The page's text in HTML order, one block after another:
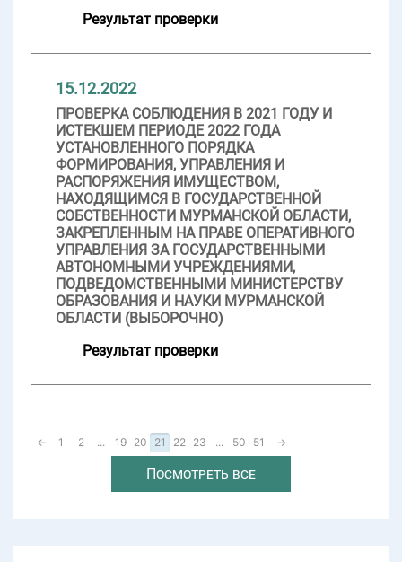
Результат проверки
15.12.2022
ПРОВЕРКА СОБЛЮДЕНИЯ В 2021 ГОДУ И
ИСТЕКШЕМ ПЕРИОДЕ 2022 ГОДА
УСТАНОВЛЕННОГО ПОРЯДКА
ФОРМИРОВАНИЯ, УПРАВЛЕНИЯ И
РАСПОРЯЖЕНИЯ ИМУЩЕСТВОМ,
НАХОДЯЩИМСЯ В ГОСУДАРСТВЕННОЙ
СОБСТВЕННОСТИ МУРМАНСКОЙ ОБЛАСТИ,
ЗАКРЕПЛЕННЫМ НА ПРАВЕ ОПЕРАТИВНОГО
УПРАВЛЕНИЯ ЗА ГОСУДАРСТВЕННЫМИ
АВТОНОМНЫМИ УЧРЕЖДЕНИЯМИ,
ПОДВЕДОМСТВЕННЫМИ МИНИСТЕРСТВУ
ОБРАЗОВАНИЯ И НАУКИ МУРМАНСКОЙ
ОБЛАСТИ (ВЫБОРОЧНО)
Результат проверки
← 1 2 ... 19 20 21 22 23 ... 50 51 →
Посмотреть все